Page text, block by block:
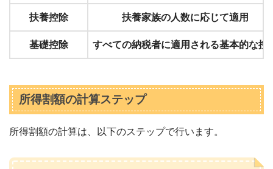
扶養控除 扶養家族の人数に応じて適用
基礎控除 すべての納税者に適用される基本的な控
所得割額の計算ステップ
所得割額の計算は、以下のステップで行います。